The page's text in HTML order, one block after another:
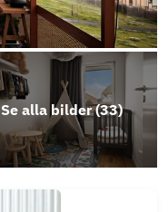
Se alla bilder (33)